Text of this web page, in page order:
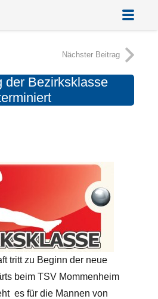
Nächster Beitrag
der Bezirksklasse
tritt zu Beginn der neue
beim TSV Mommenheim
es für die Mannen von